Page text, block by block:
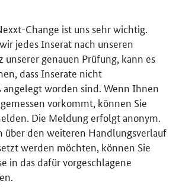
Change ist uns sehr wichtig.
jedes Inserat nach unseren
unserer genauen Prüfung, kann es
dass Inserate nicht
angelegt worden sind. Wenn Ihnen
vorkommt, können Sie
Die Meldung erfolgt anonym.
über den weiteren Handlungsverlauf
werden möchten, können Sie
in das dafür vorgeschlagene